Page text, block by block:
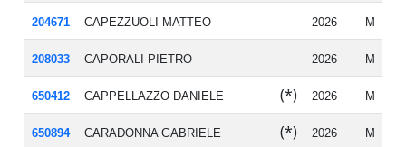
204671 CAPEZZUOLI MATTEO 2026 M
208033 CAPORALI PIETRO 2026 M
650412 CAPPELLAZZO DANIELE (*) 2026 M
650894 CARADONNA GABRIELE (*) 2026 M